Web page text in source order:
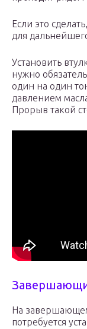
Если это
для
Установить
нужно
один на один
давлением
Прорыв такой
На
потребуется